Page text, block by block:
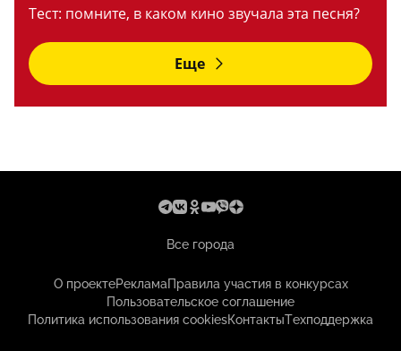
Тест: помните, в каком кино звучала эта песня?
Еще
Все города
О проектеРекламаПравила участия в конкурсах
Пользовательское соглашение
Политика использования cookiesКонтактыТехподдержка